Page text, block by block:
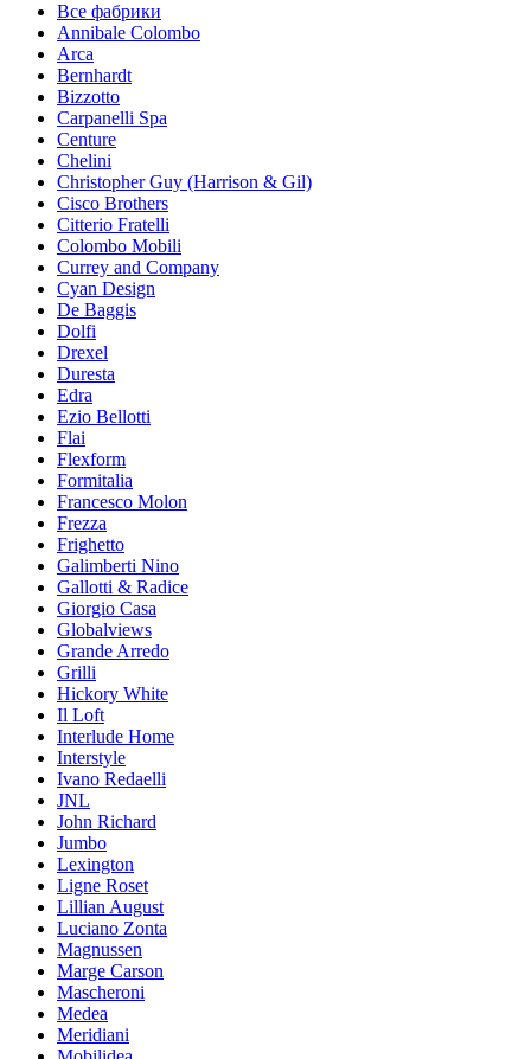
Все фабрики
Annibale Colombo
Arca
Bernhardt
Bizzotto
Carpanelli Spa
Centure
Chelini
Christopher Guy (Harrison & Gil)
Cisco Brothers
Citterio Fratelli
Colombo Mobili
Currey and Company
Cyan Design
De Baggis
Dolfi
Drexel
Duresta
Edra
Ezio Bellotti
Flai
Flexform
Formitalia
Francesco Molon
Frezza
Frighetto
Galimberti Nino
Gallotti & Radice
Giorgio Casa
Globalviews
Grande Arredo
Grilli
Hickory White
Il Loft
Interlude Home
Interstyle
Ivano Redaelli
JNL
John Richard
Jumbo
Lexington
Ligne Roset
Lillian August
Luciano Zonta
Magnussen
Marge Carson
Mascheroni
Medea
Meridiani